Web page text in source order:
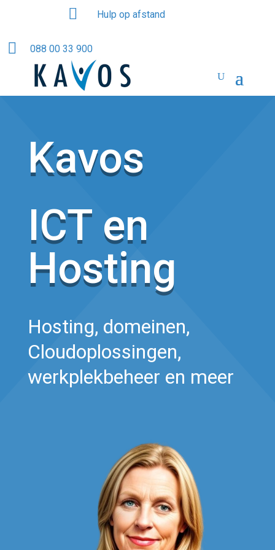
 Hulp op afstand
 088 00 33 900
Kavos
ICT en
Hosting
Hosting, domeinen,
Cloudoplossingen,
werkplekbeheer en meer